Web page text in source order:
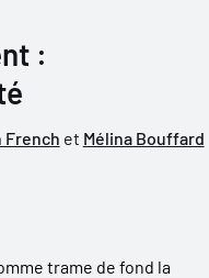
:
French et Mélina Bouffard
trame de fond la